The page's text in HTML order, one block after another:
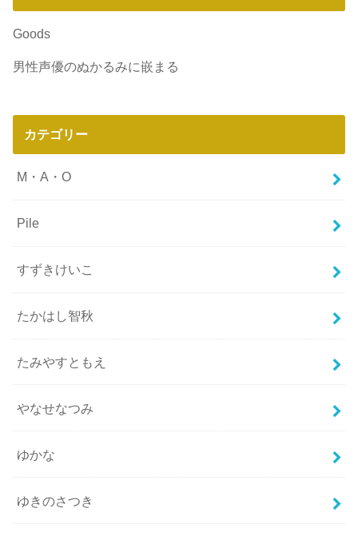
Goods
男性声優のぬかるみに嵌まる
カテゴリー
M・A・O
Pile
すずきけいこ
たかはし智秋
たみやすともえ
やなせなつみ
ゆかな
ゆきのさつき